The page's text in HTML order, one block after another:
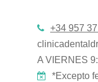
+34 957
A VIERNES
*Excepto